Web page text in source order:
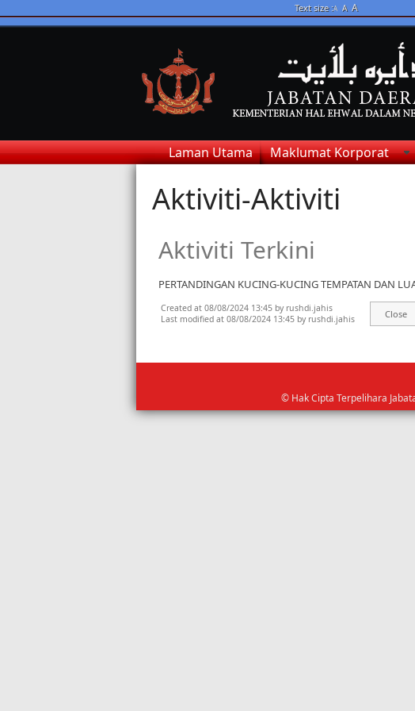
Text size :A A A
Laman Utama Maklumat Korporat
Aktiviti-Aktiviti
Aktiviti Terkini
PERTANDINGAN KUCING-KUCING TEMPATAN DAN
Created at 08/08/2024 13:45 by rushdi.jahis
Last modified at 08/08/2024 13:45 by rushdi.jahis
© Hak Cipta Terpelihara